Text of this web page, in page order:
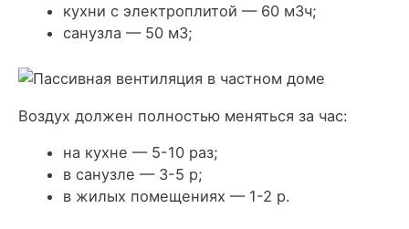
кухни с электроплитой — 60 м3ч;
санузла — 50 м3;
Воздух должен полностью меняться за час:
на кухне — 5-10 раз;
в санузле — 3-5 р;
в жилых помещениях — 1-2 р.